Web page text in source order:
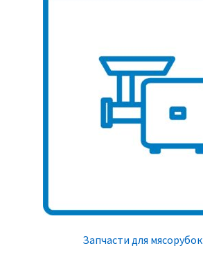
Запчасти для мясорубок